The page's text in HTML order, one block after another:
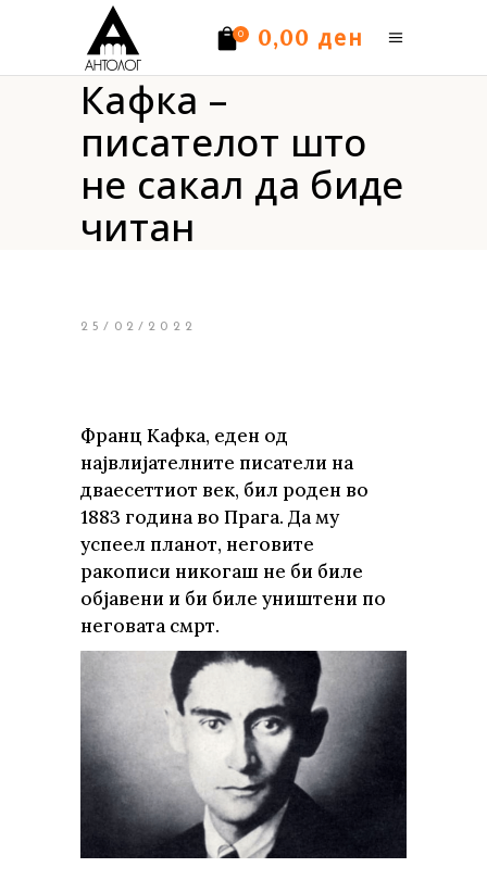
0 0,00 ден
Нема производи.
Кафка –
писателот што
не сакал да биде
читан
25/02/2022
Франц Кафка, еден од
највлијателните писатели на
дваесеттиот век, бил роден во
1883 година во Прага. Да му
успеел планот, неговите
ракописи никогаш не би биле
објавени и би биле уништени по
неговата смрт.